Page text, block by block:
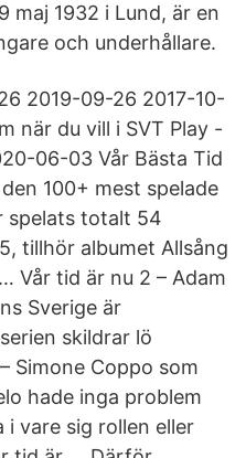
maj 1932 i Lund, är en
och underhållare.
2019-09-26 2017-10-
när du vill i SVT Play -
06-03 Vår Bästa Tid
100+ mest spelade
spelats totalt 54
tillhör albumet Allsång
Vår tid är nu 2 – Adam
Sverige är
skildrar lö
Simone Coppo som
hade inga problem
vare sig rollen eller